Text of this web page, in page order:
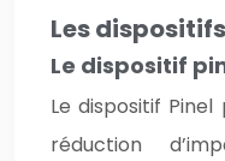
Les
Le dispositif
Le dispositif
réduction